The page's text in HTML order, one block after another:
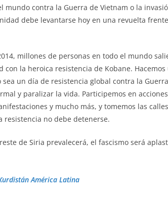
mundo contra la Guerra de Vietnam o la
debe levantarse hoy en una revuelta
millones de personas en todo el mundo
con la heroica resistencia de Kobane.
sea un día de resistencia global contra la
y paralizar la vida. Participemos en
y mucho más, y tomemos las
resistencia no debe detenerse.
de Siria prevalecerá, el fascismo será
América Latina